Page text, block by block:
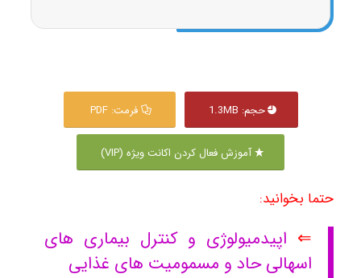
حجم: 1.3MB فرمت: PDF
آموزش فعال کردن اکانت ویژه (VIP)
حتما بخوانید:
⇐ اپیدمیولوژی و کنترل بیماری های
اسهالی حاد و مسمومیت های غذایی